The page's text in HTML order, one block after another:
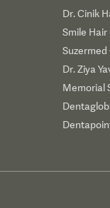
Dr. Cinik
Smile Hair
Suzermed
Dr. Ziya
Memorial